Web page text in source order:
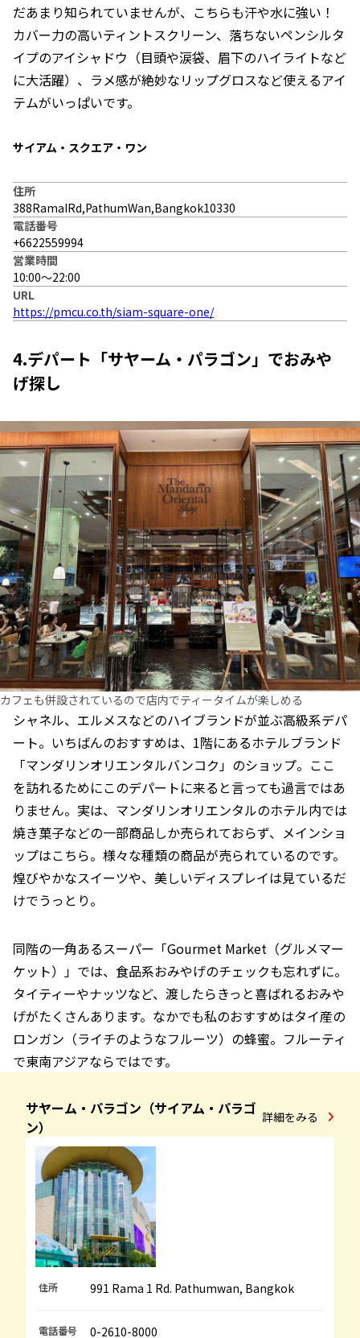
だあまり知られていませんが、こちらも汗や水に強い！
カバー力の高いティントスクリーン、落ちないペンシルタ
イプのアイシャドウ（目頭や涙袋、眉下のハイライトなど
に大活躍）、ラメ感が絶妙なリップグロスなど使えるアイ
テムがいっぱいです。
サイアム・スクエア・ワン
住所
388RamaIRd,PathumWan,Bangkok10330
電話番号
+6622559994
営業時間
10:00～22:00
URL
https://pmcu.co.th/siam-square-one/
4.デパート「サヤーム・パラゴン」でおみや
げ探し
カフェも併設されているので店内でティータイムが楽しめる
シャネル、エルメスなどのハイブランドが並ぶ高級系デパ
ート。いちばんのおすすめは、1階にあるホテルブランド
「マンダリンオリエンタルバンコク」のショップ。ここ
を訪れるためにこのデパートに来ると言っても過言ではあ
りません。実は、マンダリンオリエンタルのホテル内では
焼き菓子などの一部商品しか売られておらず、メインショ
ップはこちら。様々な種類の商品が売られているのです。
煌びやかなスイーツや、美しいディスプレイは見ているだ
けでうっとり。
同階の一角あるスーパー「Gourmet Market（グルメマー
ケット）」では、食品系おみやげのチェックも忘れずに。
タイティーやナッツなど、渡したらきっと喜ばれるおみや
げがたくさんあります。なかでも私のおすすめはタイ産の
ロンガン（ライチのようなフルーツ）の蜂蜜。フルーティ
で東南アジアならではです。
サヤーム・パラゴン（サイアム・パラゴ
ン）
詳細をみる
住所 991 Rama 1 Rd. Pathumwan, Bangkok
電話番号 0-2610-8000